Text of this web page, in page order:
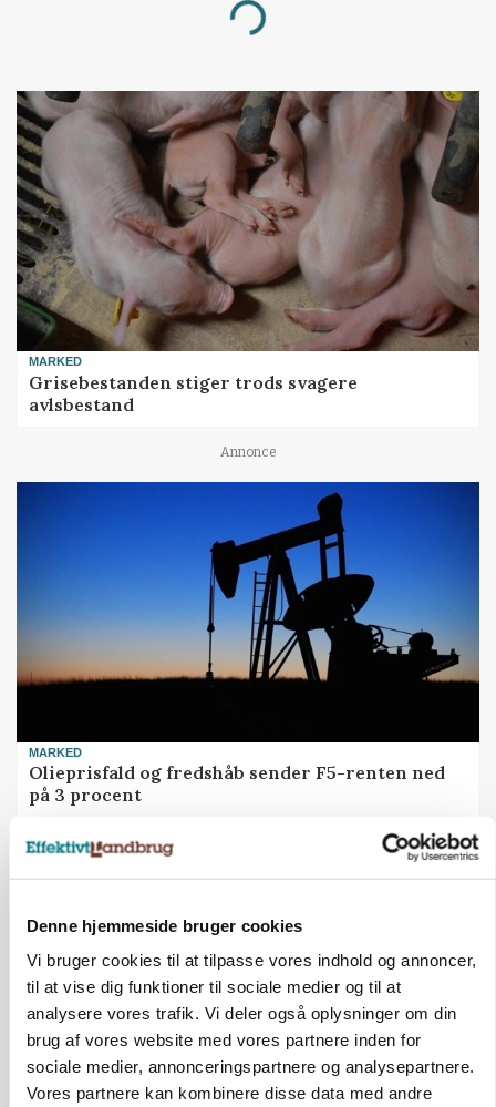
Denne hjemmeside bruger cookies
Vi bruger cookies til at tilpasse vores indhold og annoncer,
til at vise dig funktioner til sociale medier og til at
analysere vores trafik. Vi deler også oplysninger om din
brug af vores website med vores partnere inden for
sociale medier, annonceringspartnere og analysepartnere.
Vores partnere kan kombinere disse data med andre
Loading...
MARKED
Grisebestanden stiger trods svagere
avlsbestand
Annonce
MARKED
Olieprisfald og fredshåb sender F5-renten ned
på 3 procent
fødevareproducenter indstillet til pris
Annonce
Loading...